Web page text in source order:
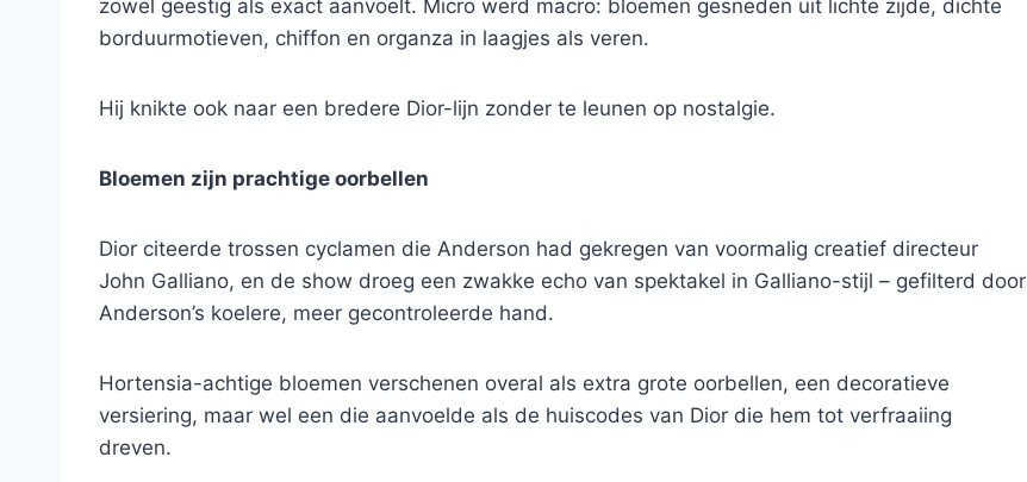
zowel geestig als exact aanvoelt. Micro werd macro: bloemen gesneden uit lichte zijde, dichte
borduurmotieven, chiffon en organza in laagjes als veren.
Hij knikte ook naar een bredere Dior-lijn zonder te leunen op nostalgie.
Bloemen zijn prachtige oorbellen
Dior citeerde trossen cyclamen die Anderson had gekregen van voormalig creatief directeur
John Galliano, en de show droeg een zwakke echo van spektakel in Galliano-stijl – gefilterd door
Anderson’s koelere, meer gecontroleerde hand.
Hortensia-achtige bloemen verschenen overal als extra grote oorbellen, een decoratieve
versiering, maar wel een die aanvoelde als de huiscodes van Dior die hem tot verfraaiing
dreven.